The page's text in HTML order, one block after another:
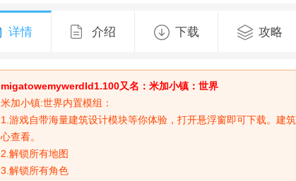
kings官方
最新版
钞票免广
告版
v0.34.1(404272)
最新版
详情 介绍 下载 攻略
migatowemywerdId1.100又名：米加小镇：世界
米加小镇:世界内置模组：
1.游戏自带海量建筑设计模块等你体验，打开悬浮窗即可下载。建
心查看。
2.解锁所有地图
3.解锁所有角色